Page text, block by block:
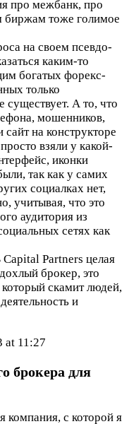
про межбанк, про
биржам тоже голимое
на своем псевдо-
каким-то
богатых форекс-
только
существует. А то, что
мошенников,
на конструкторе
взяли у какой-
иконки
так как у самих
социалках нет,
учитывая, что это
аудитория из
сетях как
Partners целая
брокер, это
скамит людей,
и
at 11:27
брокера для
компания, с которой я